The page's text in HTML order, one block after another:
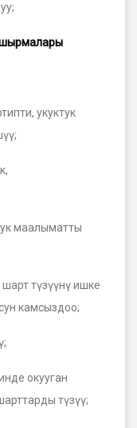
укуктук
маалыматты
түзүүнү ишке
камсыздоо;
окууган
түзүү;